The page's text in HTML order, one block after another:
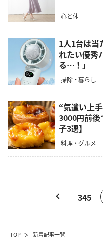
TOP 新着記事一覧
心と体
1人1台は当
れたい優秀
る…！」
掃除・暮らし
“気遣い上
3000円前後
子3選】
料理・グルメ
345